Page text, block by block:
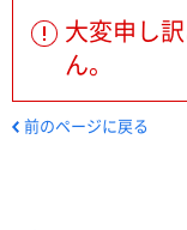
大変申し
ん。
前のページに戻る